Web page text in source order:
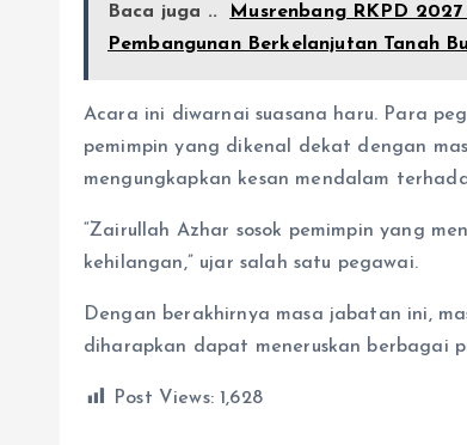
Baca juga ..
Musrenbang RKPD
Pembangunan Berkelanjutan Tanah
Acara ini diwarnai suasana haru. Para
pemimpin yang dikenal dekat dengan
mengungkapkan kesan mendalam
“Zairullah Azhar sosok pemimpin yang
kehilangan,” ujar salah satu pegawai.
Dengan berakhirnya masa jabatan ini,
diharapkan dapat meneruskan berbagai
Post Views: 1,628